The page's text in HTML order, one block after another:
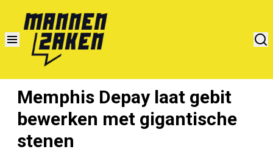
Memphis Depay laat gebit
bewerken met gigantische
stenen